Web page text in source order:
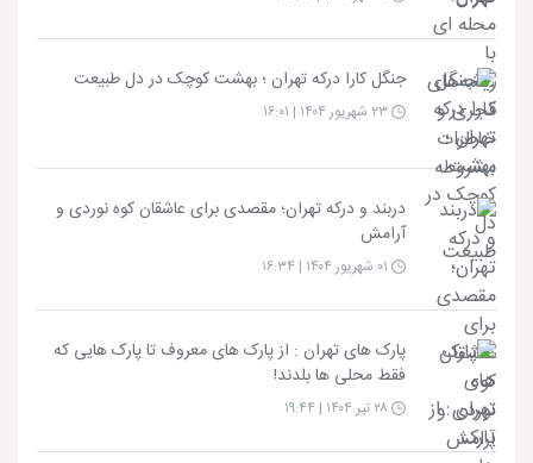
جنگل کارا درکه تهران ؛ بهشت کوچک در دل طبیعت
دربند و درکه تهران؛ مقصدی برای عاشقان کوه‌ نوردی و
آرامش
پارک های تهران : از پارک های معروف تا پارک هایی که
فقط محلی ها بلدند!